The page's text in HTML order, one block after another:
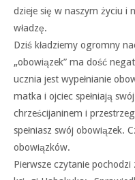
dzieje się w naszym życiu i
władzę.
Dziś kładziemy ogromny
„obowiązek” ma dość
ucznia jest wypełnianie
matka i ojciec spełniają
chrześcijaninem i
spełniasz swój obowiązek.
obowiązków.
Pierwsze czytanie pochodzi